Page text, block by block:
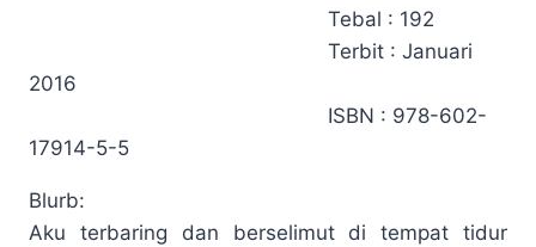
Tebal : 192
Terbit : Januari
2016
ISBN : 978-602-
17914-5-5
Blurb:
Aku terbaring dan berselimut di tempat tidur